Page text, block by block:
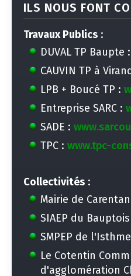
ILS NOUS FONT
Travaux Publics :
DUVAL TP Baupte :
CAUVIN TP à
LPB + Boucé TP :
Entreprise SARC :
SADE :
TPC : www.tpc-
Collectivités :
Mairie de Carentan
SIAEP du Bauptois
SMPEP de
Le Cotentin
d'agglomération